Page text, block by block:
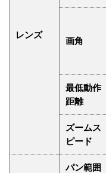
レンズ
画角
最低動作
距離
ズームス
ピード
パン範囲